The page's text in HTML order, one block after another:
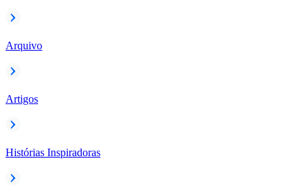
Arquivo
Artigos
Histórias Inspiradoras